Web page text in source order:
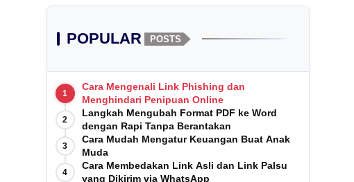
POPULAR POSTS
1
Cara Mengenali Link Phishing dan
Menghindari Penipuan Online
2
Langkah Mengubah Format PDF ke Word
dengan Rapi Tanpa Berantakan
3
Cara Mudah Mengatur Keuangan Buat Anak
Muda
4
Cara Membedakan Link Asli dan Link Palsu
yang Dikirim via WhatsApp